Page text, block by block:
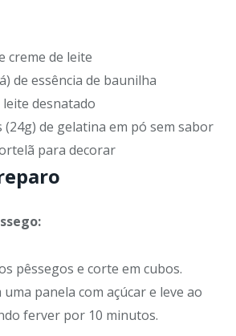
creme de leite
de essência de baunilha
leite desnatado
(24g) de gelatina em pó sem sabor
para decorar
pêssegos e corte em cubos.
panela com açúcar e leve ao
ferver por 10 minutos.